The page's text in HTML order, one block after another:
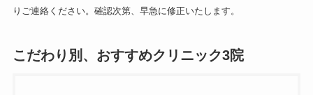
りご連絡ください。確認次第、早急に修正いたします。
こだわり別、おすすめクリニック3院